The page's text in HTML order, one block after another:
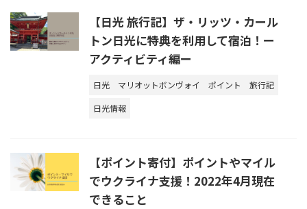
【日光 旅行記】ザ・リッツ・カール
トン日光に特典を利用して宿泊！ー
アクティビティ編ー
日光 マリオットボンヴォイ ポイント
旅行記
日光情報
【ポイント寄付】ポイントやマイル
でウクライナ支援！2022年4月現在
できること